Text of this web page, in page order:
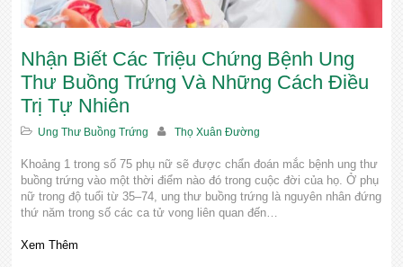
Nhận Biết Các Triệu Chứng Bệnh Ung
Thư Buồng Trứng Và Những Cách Điều
Trị Tự Nhiên
Ung Thư Buồng Trứng Thọ Xuân Đường
Khoảng 1 trong số 75 phụ nữ sẽ được chẩn đoán mắc bệnh ung thư
buồng trứng vào một thời điểm nào đó trong cuộc đời của họ. Ở phụ
nữ trong độ tuổi từ 35–74, ung thư buồng trứng là nguyên nhân đứng
thứ năm trong số các ca tử vong liên quan đến…
Xem Thêm